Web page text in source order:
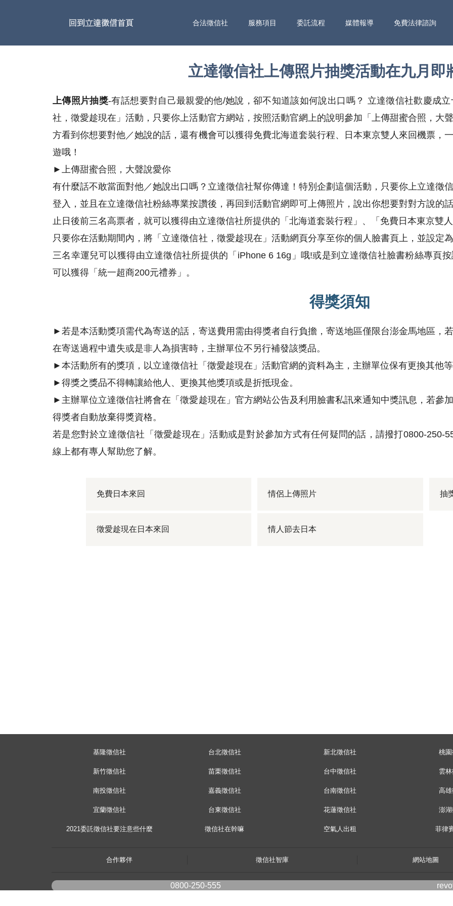
合法徵信社 服務項目 委託流程 媒體報導 免費法律諮詢
立達徵信社上傳照片抽獎活動在九月即
上傳照片抽獎-有話想要對自己最親愛的他/她說，卻不知道該如何說出口嗎？ 立達徵信社歡慶成
社，徵愛趁現在」活動，只要你上活動官方網站，按照活動官網上的說明參加「上傳甜蜜合照，大
方看到你想要對他／她說的話，還有機會可以獲得免費北海道套裝行程、日本東京雙人來回機票，
遊哦！
►上傳甜蜜合照，大聲說愛你
有什麼話不敢當面對他／她說出口嗎？立達徵信社幫你傳達！特別企劃這個活動，只要你上立達徵
登入，並且在立達徵信社粉絲專業按讚後，再回到活動官網即可上傳照片，說出你想要對對方說的
止日後前三名高票者，就可以獲得由立達徵信社所提供的「北海道套裝行程」、「免費日本東京雙
只要你在活動期間內，將「立達徵信社，徵愛趁現在」活動網頁分享至你的個人臉書頁上，並設定
三名幸運兒可以獲得由立達徵信社所提供的「iPhone 6 16g」哦!或是到立達徵信社臉書粉絲專頁
可以獲得「統一超商200元禮券」。
得獎須知
►若是本活動獎項需代為寄送的話，寄送費用需由得獎者自行負擔，寄送地區僅限台澎金馬地區，
在寄送過程中遺失或是非人為損害時，主辦單位不另行補發該獎品。
►本活動所有的獎項，以立達徵信社「徵愛趁現在」活動官網的資料為主，主辦單位保有更換其他
►得獎之獎品不得轉讓給他人、更換其他獎項或是折抵現金。
►主辦單位立達徵信社將會在「徵愛趁現在」官方網站公告及利用臉書私訊來通知中獎訊息，若參
得獎者自動放棄得獎資格。
若是您對於立達徵信社「徵愛趁現在」活動或是對於參加方式有任何疑問的話，請撥打0800-250-
線上都有專人幫助您了解。
免費日本來回 情侶上傳照片 抽
徵愛趁現在日本來回 情人節去日本
基隆徵信社 台北徵信社 新北徵信社 桃
新竹徵信社 苗栗徵信社 台中徵信社 雲
南投徵信社 嘉義徵信社 台南徵信社 高
宜蘭徵信社 台東徵信社 花蓮徵信社 澎
2021委託徵信社要注意些什麼 徵信社在幹嘛 空氣人出租 菲律
合作夥伴 徵信社智庫 網站地圖
0800-250-555